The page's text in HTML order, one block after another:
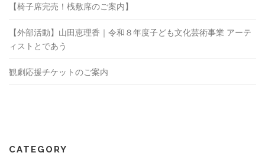
【椅子席完売！桟敷席のご案内】
【外部活動】山田恵理香｜令和８年度子ども文化芸術事業 アーテ
ィストとであう
観劇応援チケットのご案内
CATEGORY